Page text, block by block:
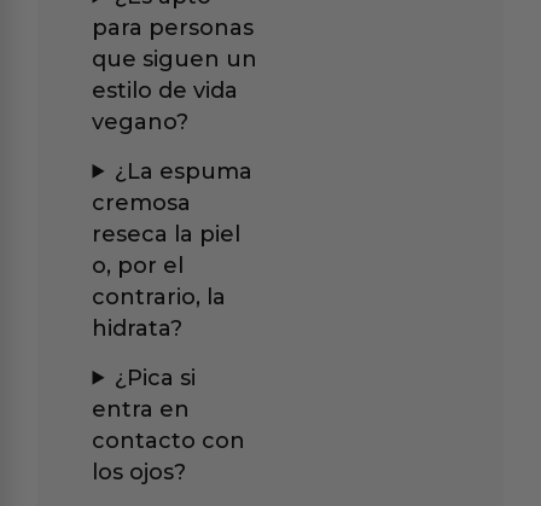
para personas
que siguen un
estilo de vida
vegano?
¿La espuma
cremosa
reseca la piel
o, por el
contrario, la
hidrata?
¿Pica si
entra en
contacto con
los ojos?